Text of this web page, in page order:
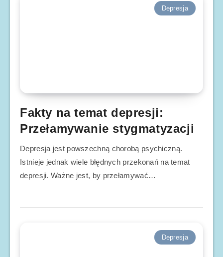
Depresja
Fakty na temat depresji:
Przełamywanie stygmatyzacji
Depresja jest powszechną chorobą psychiczną.
Istnieje jednak wiele błędnych przekonań na temat
depresji. Ważne jest, by przełamywać…
Depresja